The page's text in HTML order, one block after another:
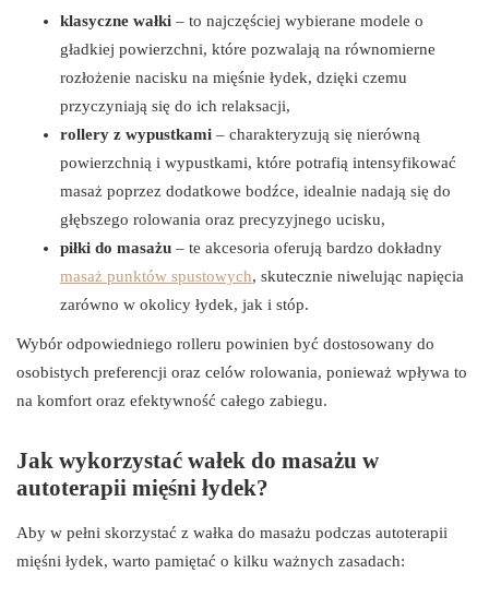
klasyczne wałki – to najczęściej wybierane modele o
gładkiej powierzchni, które pozwalają na równomierne
rozłożenie nacisku na mięśnie łydek, dzięki czemu
przyczyniają się do ich relaksacji,
rollery z wypustkami – charakteryzują się nierówną
powierzchnią i wypustkami, które potrafią intensyfikować
masaż poprzez dodatkowe bodźce, idealnie nadają się do
głębszego rolowania oraz precyzyjnego ucisku,
piłki do masażu – te akcesoria oferują bardzo dokładny
masaż punktów spustowych, skutecznie niwelując napięcia
zarówno w okolicy łydek, jak i stóp.
Wybór odpowiedniego rolleru powinien być dostosowany do
osobistych preferencji oraz celów rolowania, ponieważ wpływa to
na komfort oraz efektywność całego zabiegu.
Jak wykorzystać wałek do masażu w
autoterapii mięśni łydek?
Aby w pełni skorzystać z wałka do masażu podczas autoterapii
mięśni łydek, warto pamiętać o kilku ważnych zasadach: